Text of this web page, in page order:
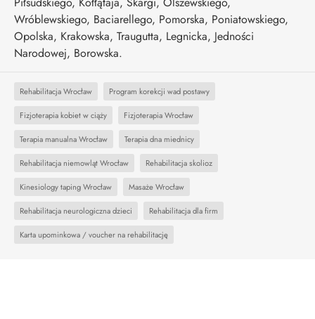
Wróblewskiego, Baciarellego, Pomorska, Poniatowskiego,
Opolska, Krakowska, Traugutta, Legnicka, Jedności
Narodowej, Borowska.
Rehabilitacja Wrocław Program korekcji wad postawy
Fizjoterapia kobiet w ciąży Fizjoterapia Wrocław
Terapia manualna Wrocław Terapia dna miednicy
Rehabilitacja niemowląt Wrocław Rehabilitacja skolioz
Kinesiology taping Wrocław Masaże Wrocław
Rehabilitacja neurologiczna dzieci Rehabilitacja dla firm
Karta upominkowa / voucher na rehabilitację